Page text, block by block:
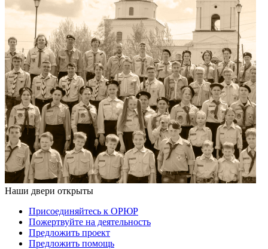
Наши двери открыты
Присоединяйтесь к ОРЮР
Пожертвуйте на деятельность
Предложить проект
Предложить помощь